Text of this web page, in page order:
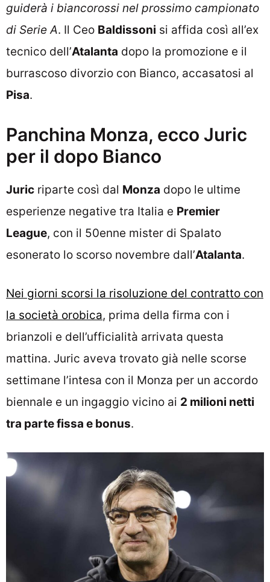
guiderà i biancorossi nel prossimo campionato
di Serie A. Il Ceo Baldissoni si affida così all’ex
tecnico dell’Atalanta dopo la promozione e il
burrascoso divorzio con Bianco, accasatosi al
Pisa.
Panchina Monza, ecco Juric
per il dopo Bianco
Juric riparte così dal Monza dopo le ultime
esperienze negative tra Italia e Premier
League, con il 50enne mister di Spalato
esonerato lo scorso novembre dall’Atalanta.
Nei giorni scorsi la risoluzione del contratto con
la società orobica, prima della firma con i
brianzoli e dell’ufficialità arrivata questa
mattina. Juric aveva trovato già nelle scorse
settimane l’intesa con il Monza per un accordo
biennale e un ingaggio vicino ai 2 milioni netti
tra parte fissa e bonus.